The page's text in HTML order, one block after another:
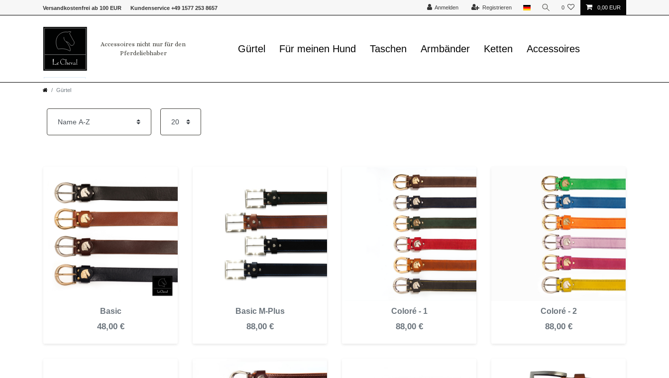
Anmelden Registrieren 0 0,00 EUR
Versandkostenfrei ab 100 EUR Kundenservice +49 1577 253 8657
Accessoires nicht nur für den
Pferdeliebhaber
Gürtel Für meinen Hund Taschen Armbänder Ketten Accessoires
Gürtel
Basic
48,00 €
Basic M-Plus
88,00 €
Coloré - 1
88,00 €
Coloré - 2
88,00 €